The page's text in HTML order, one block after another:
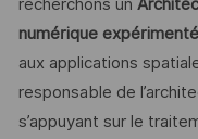
recherchons un
numérique expérimenté
aux applications
responsable de
s’appuyant sur le